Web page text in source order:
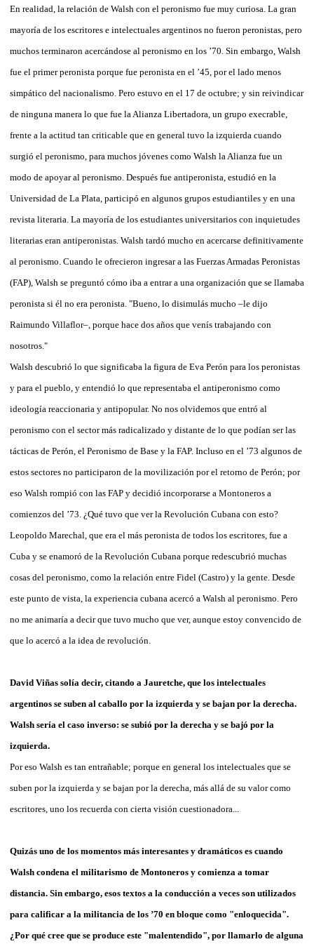
En realidad, la relación de Walsh con el peronismo fue muy curiosa. La gran
mayoría de los escritores e intelectuales argentinos no fueron peronistas, pero
muchos terminaron acercándose al peronismo en los ’70. Sin embargo, Walsh
fue el primer peronista porque fue peronista en el ’45, por el lado menos
simpático del nacionalismo. Pero estuvo en el 17 de octubre; y sin reivindicar
de ninguna manera lo que fue la Alianza Libertadora, un grupo execrable,
frente a la actitud tan criticable que en general tuvo la izquierda cuando
surgió el peronismo, para muchos jóvenes como Walsh la Alianza fue un
modo de apoyar al peronismo. Después fue antiperonista, estudió en la
Universidad de La Plata, participó en algunos grupos estudiantiles y en una
revista literaria. La mayoría de los estudiantes universitarios con inquietudes
literarias eran antiperonistas. Walsh tardó mucho en acercarse definitivamente
al peronismo. Cuando le ofrecieron ingresar a las Fuerzas Armadas Peronistas
(FAP), Walsh se preguntó cómo iba a entrar a una organización que se llamaba
peronista si él no era peronista. "Bueno, lo disimulás mucho –le dijo
Raimundo Villaflor–, porque hace dos años que venís trabajando con
nosotros."
Walsh descubrió lo que significaba la figura de Eva Perón para los peronistas
y para el pueblo, y entendió lo que representaba el antiperonismo como
ideología reaccionaria y antipopular. No nos olvidemos que entró al
peronismo con el sector más radicalizado y distante de lo que podían ser las
tácticas de Perón, el Peronismo de Base y la FAP. Incluso en el ’73 algunos de
estos sectores no participaron de la movilización por el retorno de Perón; por
eso Walsh rompió con las FAP y decidió incorporarse a Montoneros a
comienzos del ’73. ¿Qué tuvo que ver la Revolución Cubana con esto?
Leopoldo Marechal, que era el más peronista de todos los escritores, fue a
Cuba y se enamoró de la Revolución Cubana porque redescubrió muchas
cosas del peronismo, como la relación entre Fidel (Castro) y la gente. Desde
este punto de vista, la experiencia cubana acercó a Walsh al peronismo. Pero
no me animaría a decir que tuvo mucho que ver, aunque estoy convencido de
que lo acercó a la idea de revolución.
David Viñas solía decir, citando a Jauretche, que los intelectuales
argentinos se suben al caballo por la izquierda y se bajan por la derecha.
Walsh sería el caso inverso: se subió por la derecha y se bajó por la
izquierda.
Por eso Walsh es tan entrañable; porque en general los intelectuales que se
suben por la izquierda y se bajan por la derecha, más allá de su valor como
escritores, uno los recuerda con cierta visión cuestionadora...
Quizás uno de los momentos más interesantes y dramáticos es cuando
Walsh condena el militarismo de Montoneros y comienza a tomar
distancia. Sin embargo, esos textos a la conducción a veces son utilizados
para calificar a la militancia de los ’70 en bloque como "enloquecida".
¿Por qué cree que se produce este "malentendido", por llamarlo de alguna